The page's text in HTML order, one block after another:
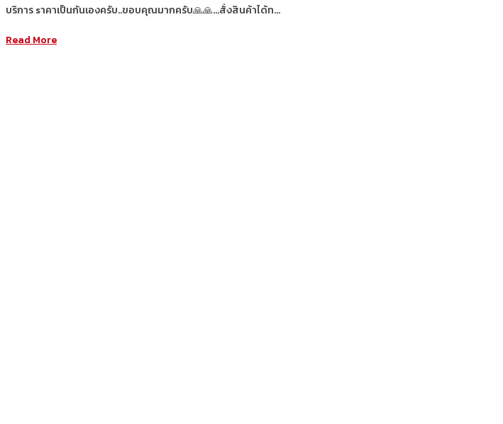
บริการ sาคาเป็นกันเองครับ..ขอบคุณมากครับ🙏🙏…สั่งสินค้าได้ท…
Read More